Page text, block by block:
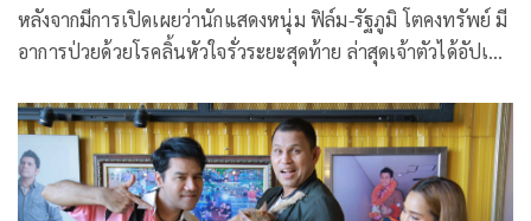
หลังจากมีการเปิดเผยว่านักแสดงหนุ่ม ฟิล์ม-รัฐภูมิ โตคงทรัพย์ มี
อาการป่วยด้วยโรคลิ้นหัวใจรั่วระยะสุดท้าย ล่าสุดเจ้าตัวได้อัปเดต
9 เดือนสิงหาคมนี้